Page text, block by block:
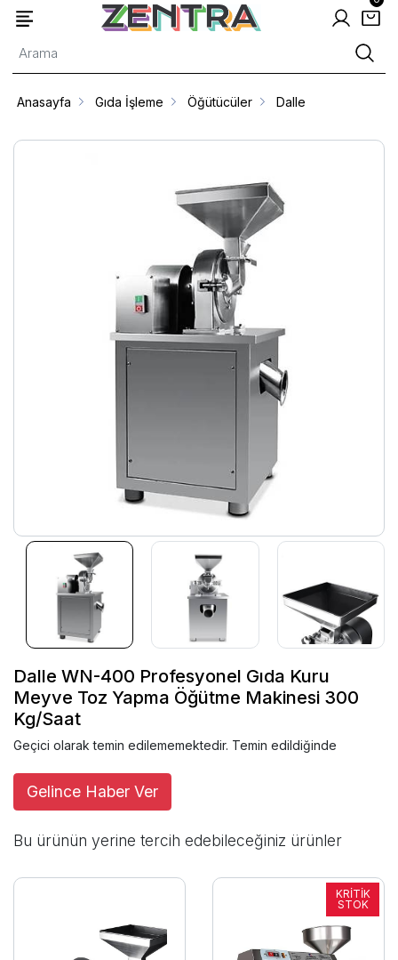
Anasayfa Gıda İşleme Öğütücüler Dalle
Dalle WN-400 Profesyonel Gıda Kuru
Meyve Toz Yapma Öğütme Makinesi 300
Kg/Saat
Geçici olarak temin edilememektedir. Temin edildiğinde
Gelince Haber Ver
Bu ürünün yerine tercih edebileceğiniz ürünler